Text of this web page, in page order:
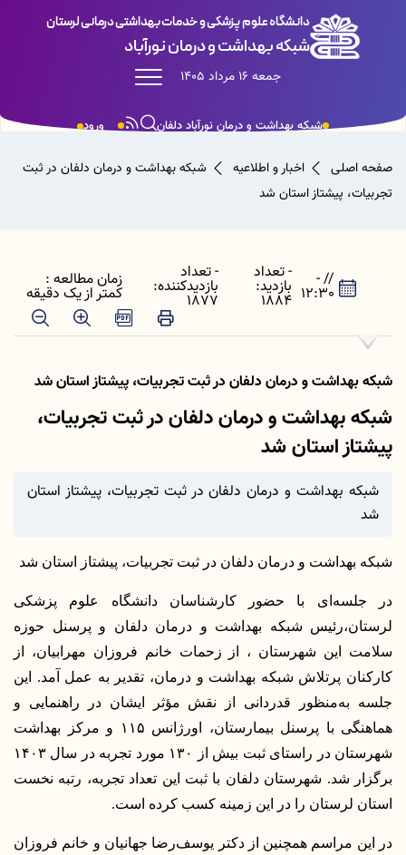
دانشگاه علوم پزشکی و خدمات بهداشتی درمانی لرستان
شبکه بهداشت و درمان نورآباد
جمعه 16 مرداد 1405
ورود شبکه بهداشت و درمان نورآباد دلفان
صفحه اصلی اخبار و اطلاعیه
شبکه بهداشت و درمان دلفان در ثبت
تجربیات، پیشتاز استان شد
// -
12:30
- تعداد
بازدید:
1884
- تعداد
بازدیدکننده:
1877
زمان مطالعه :
کمتر از یک دقیقه
شبکه بهداشت و درمان دلفان در ثبت تجربیات، پیشتاز استان شد
شبکه بهداشت و درمان دلفان در ثبت تجربیات،
پیشتاز استان شد
شبکه بهداشت و درمان دلفان در ثبت تجربیات، پیشتاز استان
شد
شبکه بهداشت و درمان دلفان در ثبت تجربیات، پیشتاز استان شد
برگزار شد.
استان لرستان را در این زمینه کسب کرده است.